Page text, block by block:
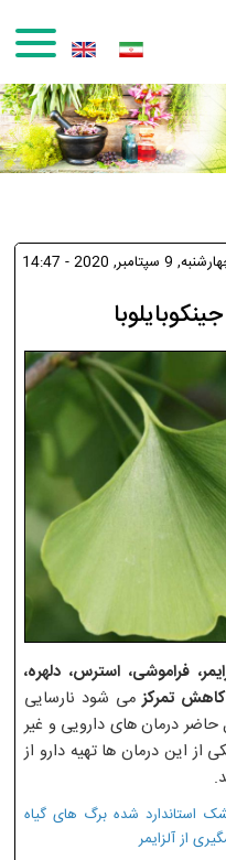
9 سپتامبر, 2020 - 14:47
فراموشی، استرس، دلهره،
تمرکزمی شود نارسایی
درمان های دارویی و غیر
این درمان ها تهیه دارو از
استاندارد شده برگ های گیاه
از آلزایمر